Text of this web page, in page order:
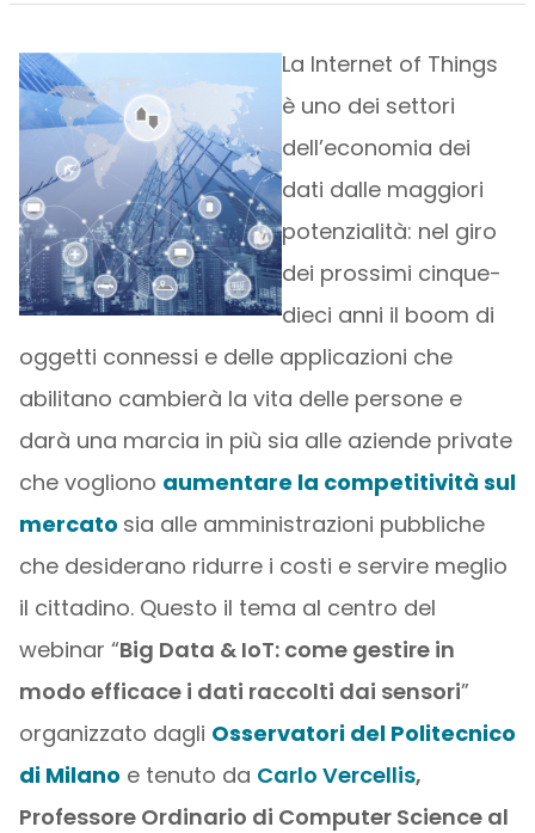
La Internet of Things
è uno dei settori
dell’economia dei
dati dalle maggiori
potenzialità: nel giro
dei prossimi cinque-
dieci anni il boom di
oggetti connessi e delle applicazioni che
abilitano cambierà la vita delle persone e
darà una marcia in più sia alle aziende private
che vogliono aumentare la competitività sul
mercato sia alle amministrazioni pubbliche
che desiderano ridurre i costi e servire meglio
il cittadino. Questo il tema al centro del
webinar “Big Data & IoT: come gestire in
modo efficace i dati raccolti dai sensori”
organizzato dagli Osservatori del Politecnico
di Milano e tenuto da Carlo Vercellis,
Professore Ordinario di Computer Science al